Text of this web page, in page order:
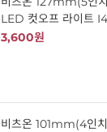
LED 컷오프 라이트
3,600원
비츠온 101mm(4인